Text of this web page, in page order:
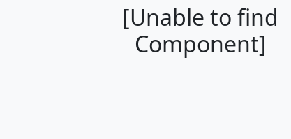
[Unable to find
Component]